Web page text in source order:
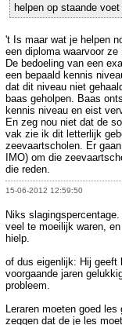
helpen op staande
't Is maar wat je helpen
een diploma waarvoor ze
De bedoeling van een
een bepaald kennis
dat dit niveau niet
baas geholpen. Baas
kennis niveau en eist
En zeg nou niet dat de
vak zie ik dit letterlijk
zeevaartscholen. Er
IMO) om die
die reden.
15-06-2012 12:59:50
Niks
veel te moeilijk waren,
hielp.
of dus eigenlijk: Hij geeft
voorgaande jaren
probleem.
Leraren moeten goed
zeggen dat de je les